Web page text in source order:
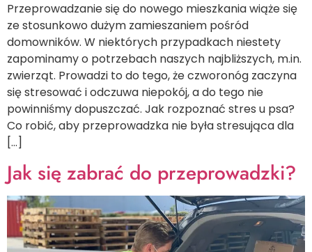
Przeprowadzanie się do nowego mieszkania wiąże się
ze stosunkowo dużym zamieszaniem pośród
domowników. W niektórych przypadkach niestety
zapominamy o potrzebach naszych najbliższych, m.in.
zwierząt. Prowadzi to do tego, że czworonóg zaczyna
się stresować i odczuwa niepokój, a do tego nie
powinniśmy dopuszczać. Jak rozpoznać stres u psa?
Co robić, aby przeprowadzka nie była stresująca dla
[…]
Jak się zabrać do przeprowadzki?